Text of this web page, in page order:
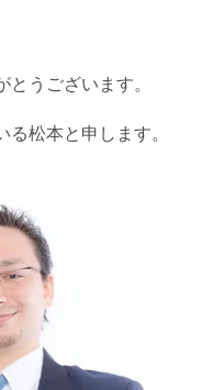
うございます。
松本と申します。